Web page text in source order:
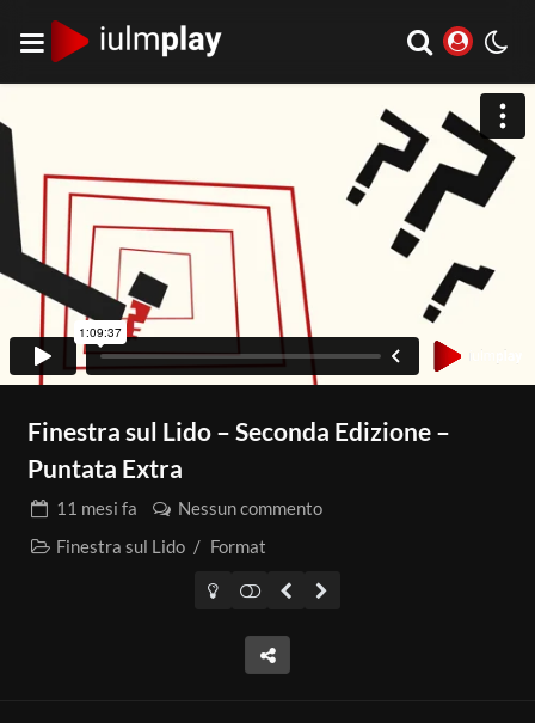
Finestra sul Lido – Seconda Edizione –
Puntata Extra
11 mesi fa
Nessun commento
Finestra sul Lido / Format